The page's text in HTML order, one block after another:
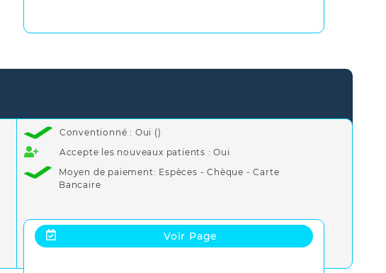
Conventionné : Oui ()
Accepte les nouveaux patients : Oui
Moyen de paiement: Espèces - Chèque - Carte
Bancaire
Voir Page